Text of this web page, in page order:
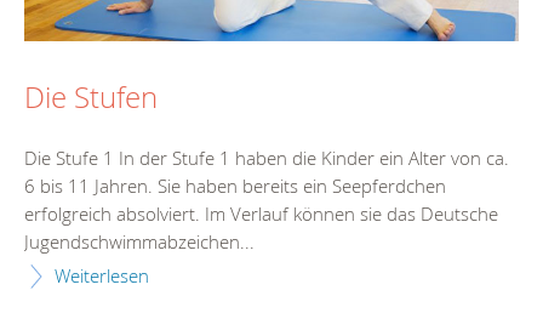
Die Stufen
Die Stufe 1 In der Stufe 1 haben die Kinder ein Alter von ca.
6 bis 11 Jahren. Sie haben bereits ein Seepferdchen
erfolgreich absolviert. Im Verlauf können sie das Deutsche
Jugendschwimmabzeichen...
Weiterlesen